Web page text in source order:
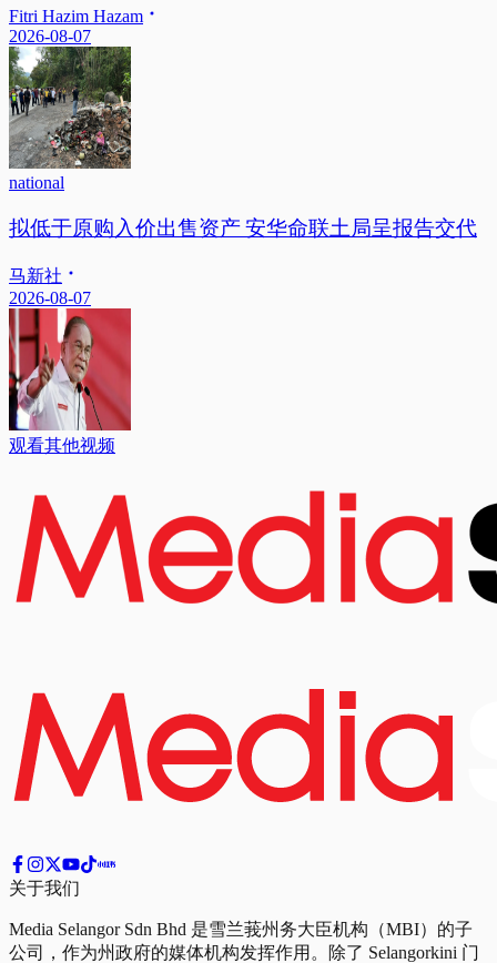
Fitri Hazim Hazam
2026-08-07
national
拟低于原购入价出售资产 安华命联土局呈报告交代
马新社
2026-08-07
观看其他视频
关于我们
Media Selangor Sdn Bhd 是雪兰莪州务大臣机构（MBI）的子
公司，作为州政府的媒体机构发挥作用。除了 Selangorkini 门